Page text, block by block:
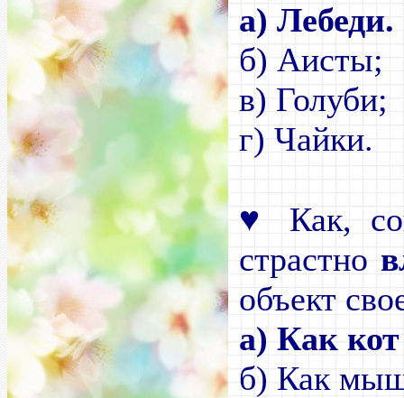
а)
б) Аисты;
в)
г) Чайки.
♥
Как,
страстно
объект
а) Как
б) Как